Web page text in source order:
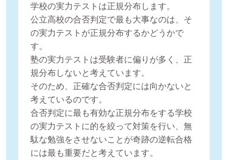
学校の実力テストは正規分布します。
公立高校の合否判定で最も大事なのは、 そ
の実力テストが正規分布するかどうかで
す。
塾の実力テストは受験者に偏りが多く、 正
規分布しないと考えています。
そのため、正確な合否判定には向かないと
考えているのです。
合否判定に最も有効な正規分布をする学校
の実力テストに的を絞って対策を行い、無
駄な勉強をさせないことが奇跡の逆転合格
には最も重要だと考えています。